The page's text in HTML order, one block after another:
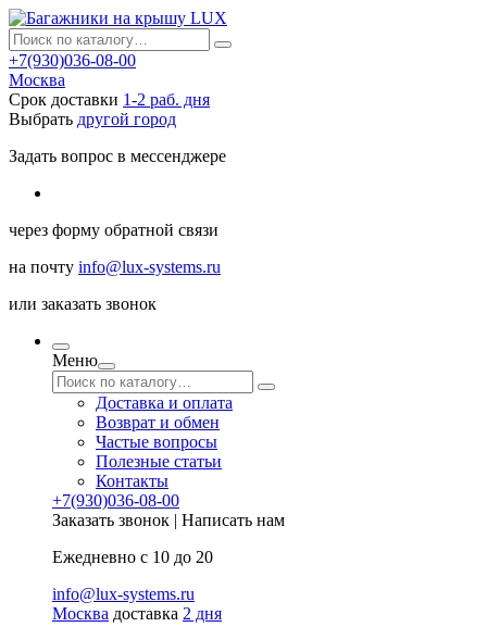
+7(930)036-08-00
Москва
Срок доставки 1-2 раб. дня
Выбрать другой город
Задать вопрос в мессенджере
через форму обратной связи
на почту info@lux-systems.ru
или заказать звонок
Меню
Доставка и оплата
Возврат и обмен
Частые вопросы
Полезные статьи
Контакты
+7(930)036-08-00
Заказать звонок | Написать нам
Ежедневно с 10 до 20
info@lux-systems.ru
Москва доставка 2 дня